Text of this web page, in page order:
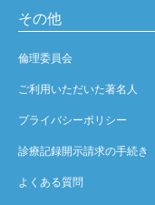
その他
倫理委員会
ご利用いただいた著名人
プライバシーポリシー
診療記録開示請求の手続き
よくある質問